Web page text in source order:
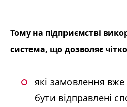
Тому на підприємстві
система, що дозволяє
які замовлення
бути відправлені